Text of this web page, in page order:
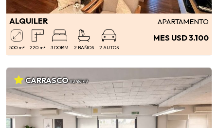
ALQUILER APARTAMENTO
500 m² 220 m² 3 DORM 2 BAÑOS 2 AUTOS
MES USD 3.100
CARRASCO#248147